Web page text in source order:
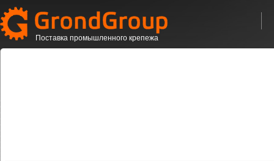
Поставка промышленного крепежа